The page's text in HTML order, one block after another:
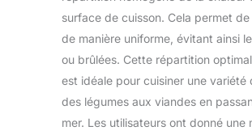
surface de cuisson. Cela permet
de manière uniforme, évitant ainsi
ou brûlées. Cette répartition
est idéale pour cuisiner une variété
des légumes aux viandes en
mer. Les utilisateurs ont donné une